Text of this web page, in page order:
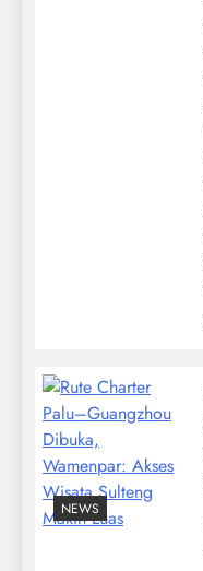
NEWS